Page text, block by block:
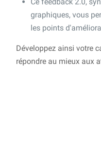
graphiques, vous
les points
Développez ainsi votre
répondre au mieux aux